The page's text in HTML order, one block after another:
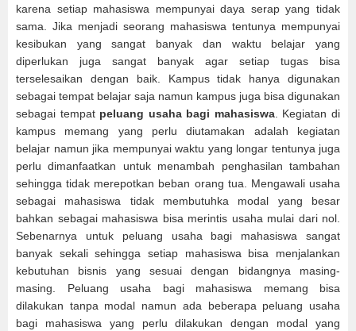
karena setiap mahasiswa mempunyai daya serap yang tidak
sama. Jika menjadi seorang mahasiswa tentunya mempunyai
kesibukan yang sangat banyak dan waktu belajar yang
diperlukan juga sangat banyak agar setiap tugas bisa
terselesaikan dengan baik. Kampus tidak hanya digunakan
sebagai tempat belajar saja namun kampus juga bisa digunakan
sebagai tempat peluang usaha bagi mahasiswa. Kegiatan di
kampus memang yang perlu diutamakan adalah kegiatan
belajar namun jika mempunyai waktu yang longar tentunya juga
perlu dimanfaatkan untuk menambah penghasilan tambahan
sehingga tidak merepotkan beban orang tua. Mengawali usaha
sebagai mahasiswa tidak membutuhka modal yang besar
bahkan sebagai mahasiswa bisa merintis usaha mulai dari nol.
Sebenarnya untuk peluang usaha bagi mahasiswa sangat
banyak sekali sehingga setiap mahasiswa bisa menjalankan
kebutuhan bisnis yang sesuai dengan bidangnya masing-
masing. Peluang usaha bagi mahasiswa memang bisa
dilakukan tanpa modal namun ada beberapa peluang usaha
bagi mahasiswa yang perlu dilakukan dengan modal yang